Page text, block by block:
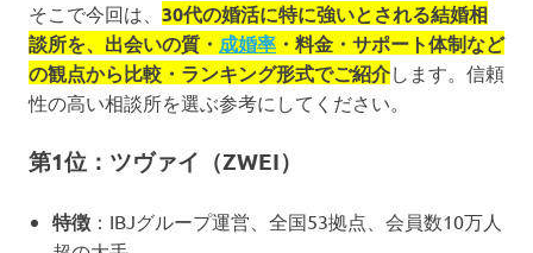
そこで今回は、 30代の婚活に特に強いとされる結婚相
談所を、出会いの質・ 成婚率 ・料金・サポート体制など
の観点から比較・ランキング形式でご紹介します。信頼
性の高い相談所を選ぶ参考にしてください。
第1位：ツヴァイ（ZWEI）
特徴 ：IBJグループ運営、全国53拠点、会員数10万人